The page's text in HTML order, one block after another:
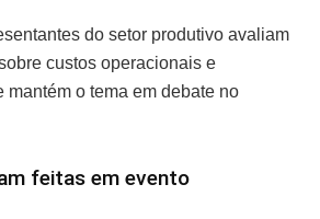
do setor produtivo avaliam
custos operacionais e
mantém o tema em debate no
feitas em evento